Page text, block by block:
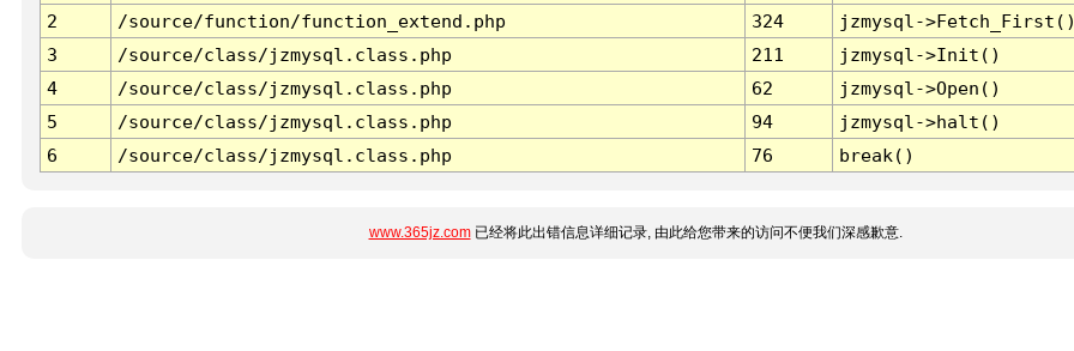
2
/source/function/function_extend.php 324
jzmysql-
3
/source/class/jzmysql.class.php 211
jzmysql->Init()
4
/source/class/jzmysql.class.php 62
jzmysql->Open()
5
/source/class/jzmysql.class.php 94
jzmysql->halt()
6
/source/class/jzmysql.class.php 76 break()
www.365jz.com已经将此出错信息详细记录, 由此给您带来的访问不便我们深感歉意.